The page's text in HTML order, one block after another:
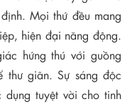
Mọi thứ đều mang
hiện đại năng động.
hứng thú với guồng
giãn. Sự sáng độc
tuyệt vời cho tinh